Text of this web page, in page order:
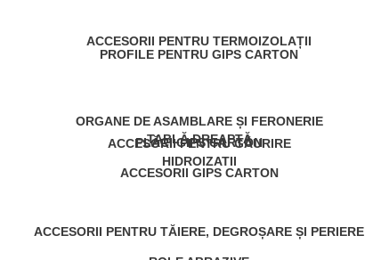
ACCESORII PENTRU TERMOIZOLAȚII
HIDROIZATII
TABLĂ DREAPTĂ
PROFILE PENTRU GIPS CARTON
PLĂCI GIPS CARTON
ACCESORII GIPS CARTON
ORGANE DE ASAMBLARE ȘI FERONERIE
ACCESORII PENTRU GĂURIRE
ACCESORII PENTRU TĂIERE, DEGROȘARE ȘI PERIERE